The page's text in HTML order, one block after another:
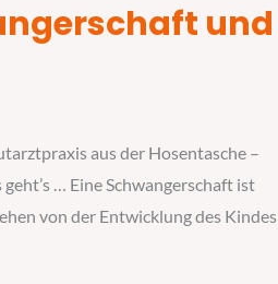
und
aus der Hosentasche –
… Eine Schwangerschaft ist
von der Entwicklung des Kindes